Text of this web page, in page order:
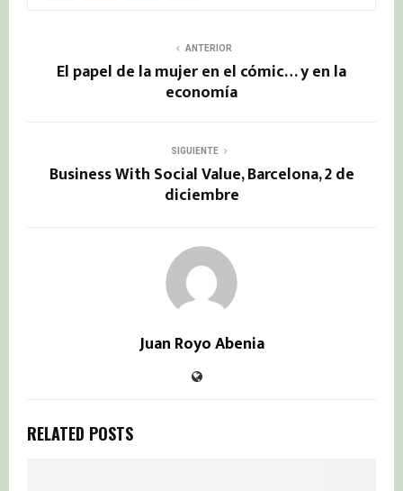
ANTERIOR
El papel de la mujer en el cómic… y en la
economía
SIGUIENTE
Business With Social Value, Barcelona, 2 de
diciembre
Juan Royo Abenia
RELATED POSTS